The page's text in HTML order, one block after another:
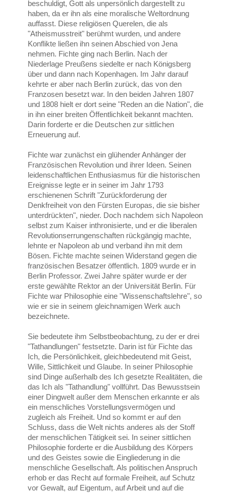
beschuldigt, Gott als unpersönlich dargestellt zu
haben, da er ihn als eine moralische Weltordnung
auffasst. Diese religiösen Querelen, die als
"Atheismusstreit" berühmt wurden, und andere
Konflikte ließen ihn seinen Abschied von Jena
nehmen. Fichte ging nach Berlin. Nach der
Niederlage Preußens siedelte er nach Königsberg
über und dann nach Kopenhagen. Im Jahr darauf
kehrte er aber nach Berlin zurück, das von den
Franzosen besetzt war. In den beiden Jahren 1807
und 1808 hielt er dort seine "Reden an die Nation", die
in ihn einer breiten Öffentlichkeit bekannt machten.
Darin forderte er die Deutschen zur sittlichen
Erneuerung auf.
Fichte war zunächst ein glühender Anhänger der
Französischen Revolution und ihrer Ideen. Seinen
leidenschaftlichen Enthusiasmus für die historischen
Ereignisse legte er in seiner im Jahr 1793
erschienenen Schrift "Zurückforderung der
Denkfreiheit von den Fürsten Europas, die sie bisher
unterdrückten", nieder. Doch nachdem sich Napoleon
selbst zum Kaiser inthronisierte, und er die liberalen
Revolutionserrungenschaften rückgängig machte,
lehnte er Napoleon ab und verband ihn mit dem
Bösen. Fichte machte seinen Widerstand gegen die
französischen Besatzer öffentlich. 1809 wurde er in
Berlin Professor. Zwei Jahre später wurde er der
erste gewählte Rektor an der Universität Berlin. Für
Fichte war Philosophie eine "Wissenschaftslehre", so
wie er sie in seinem gleichnamigen Werk auch
bezeichnete.
Sie bedeutete ihm Selbstbeobachtung, zu der er drei
"Tathandlungen" festsetzte. Darin ist für Fichte das
Ich, die Persönlichkeit, gleichbedeutend mit Geist,
Wille, Sittlichkeit und Glaube. In seiner Philosophie
sind Dinge außerhalb des Ich gesetzte Realitäten, die
das Ich als "Tathandlung" vollführt. Das Bewusstsein
einer Dingwelt außer dem Menschen erkannte er als
ein menschliches Vorstellungsvermögen und
zugleich als Freiheit. Und so kommt er auf den
Schluss, dass die Welt nichts anderes als der Stoff
der menschlichen Tätigkeit sei. In seiner sittlichen
Philosophie forderte er die Ausbildung des Körpers
und des Geistes sowie die Eingliederung in die
menschliche Gesellschaft. Als politischen Anspruch
erhob er das Recht auf formale Freiheit, auf Schutz
vor Gewalt, auf Eigentum, auf Arbeit und auf die